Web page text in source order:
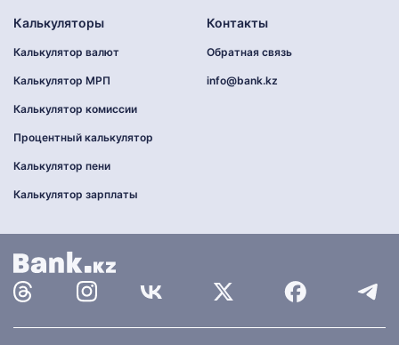
Калькуляторы
Калькулятор валют
Калькулятор МРП
Калькулятор комиссии
Процентный калькулятор
Калькулятор пени
Калькулятор зарплаты
Контакты
Обратная связь
info@bank.kz